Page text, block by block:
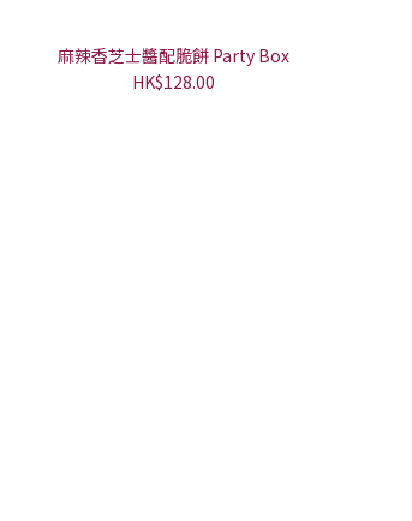
麻辣香芝士醬配脆餅 Party Box
HK$128.00